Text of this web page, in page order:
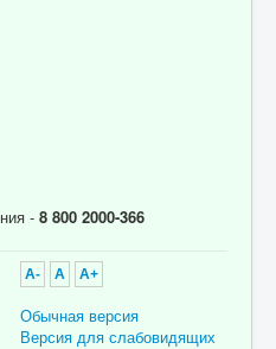
- 8 800 2000-366
A- A A+
Обычная версия
Версия для слабовидящих